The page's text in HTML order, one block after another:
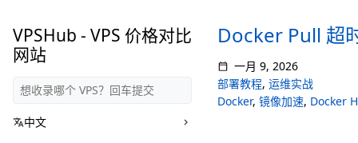
VPSHub - VPS 价格对比
网站
中文
Docker Pull 超
一月 9, 2026
部署教程, 运维实战
Docker, 镜像加速, Docker